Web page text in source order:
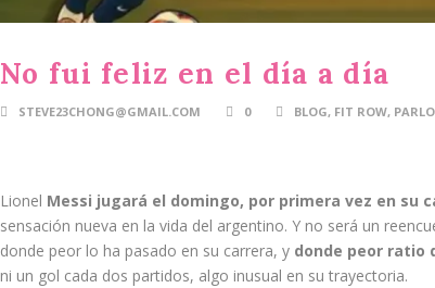
No fui feliz en el día a día
STEVE23CHONG@GMAIL.COM 0 BLOG, FIT ROW,
Lionel Messi jugará el domingo, por primera vez en su
sensación nueva en la vida del argentino. Y no será un
donde peor lo ha pasado en su carrera, y donde peor ratio
ni un gol cada dos partidos, algo inusual en su trayectoria.